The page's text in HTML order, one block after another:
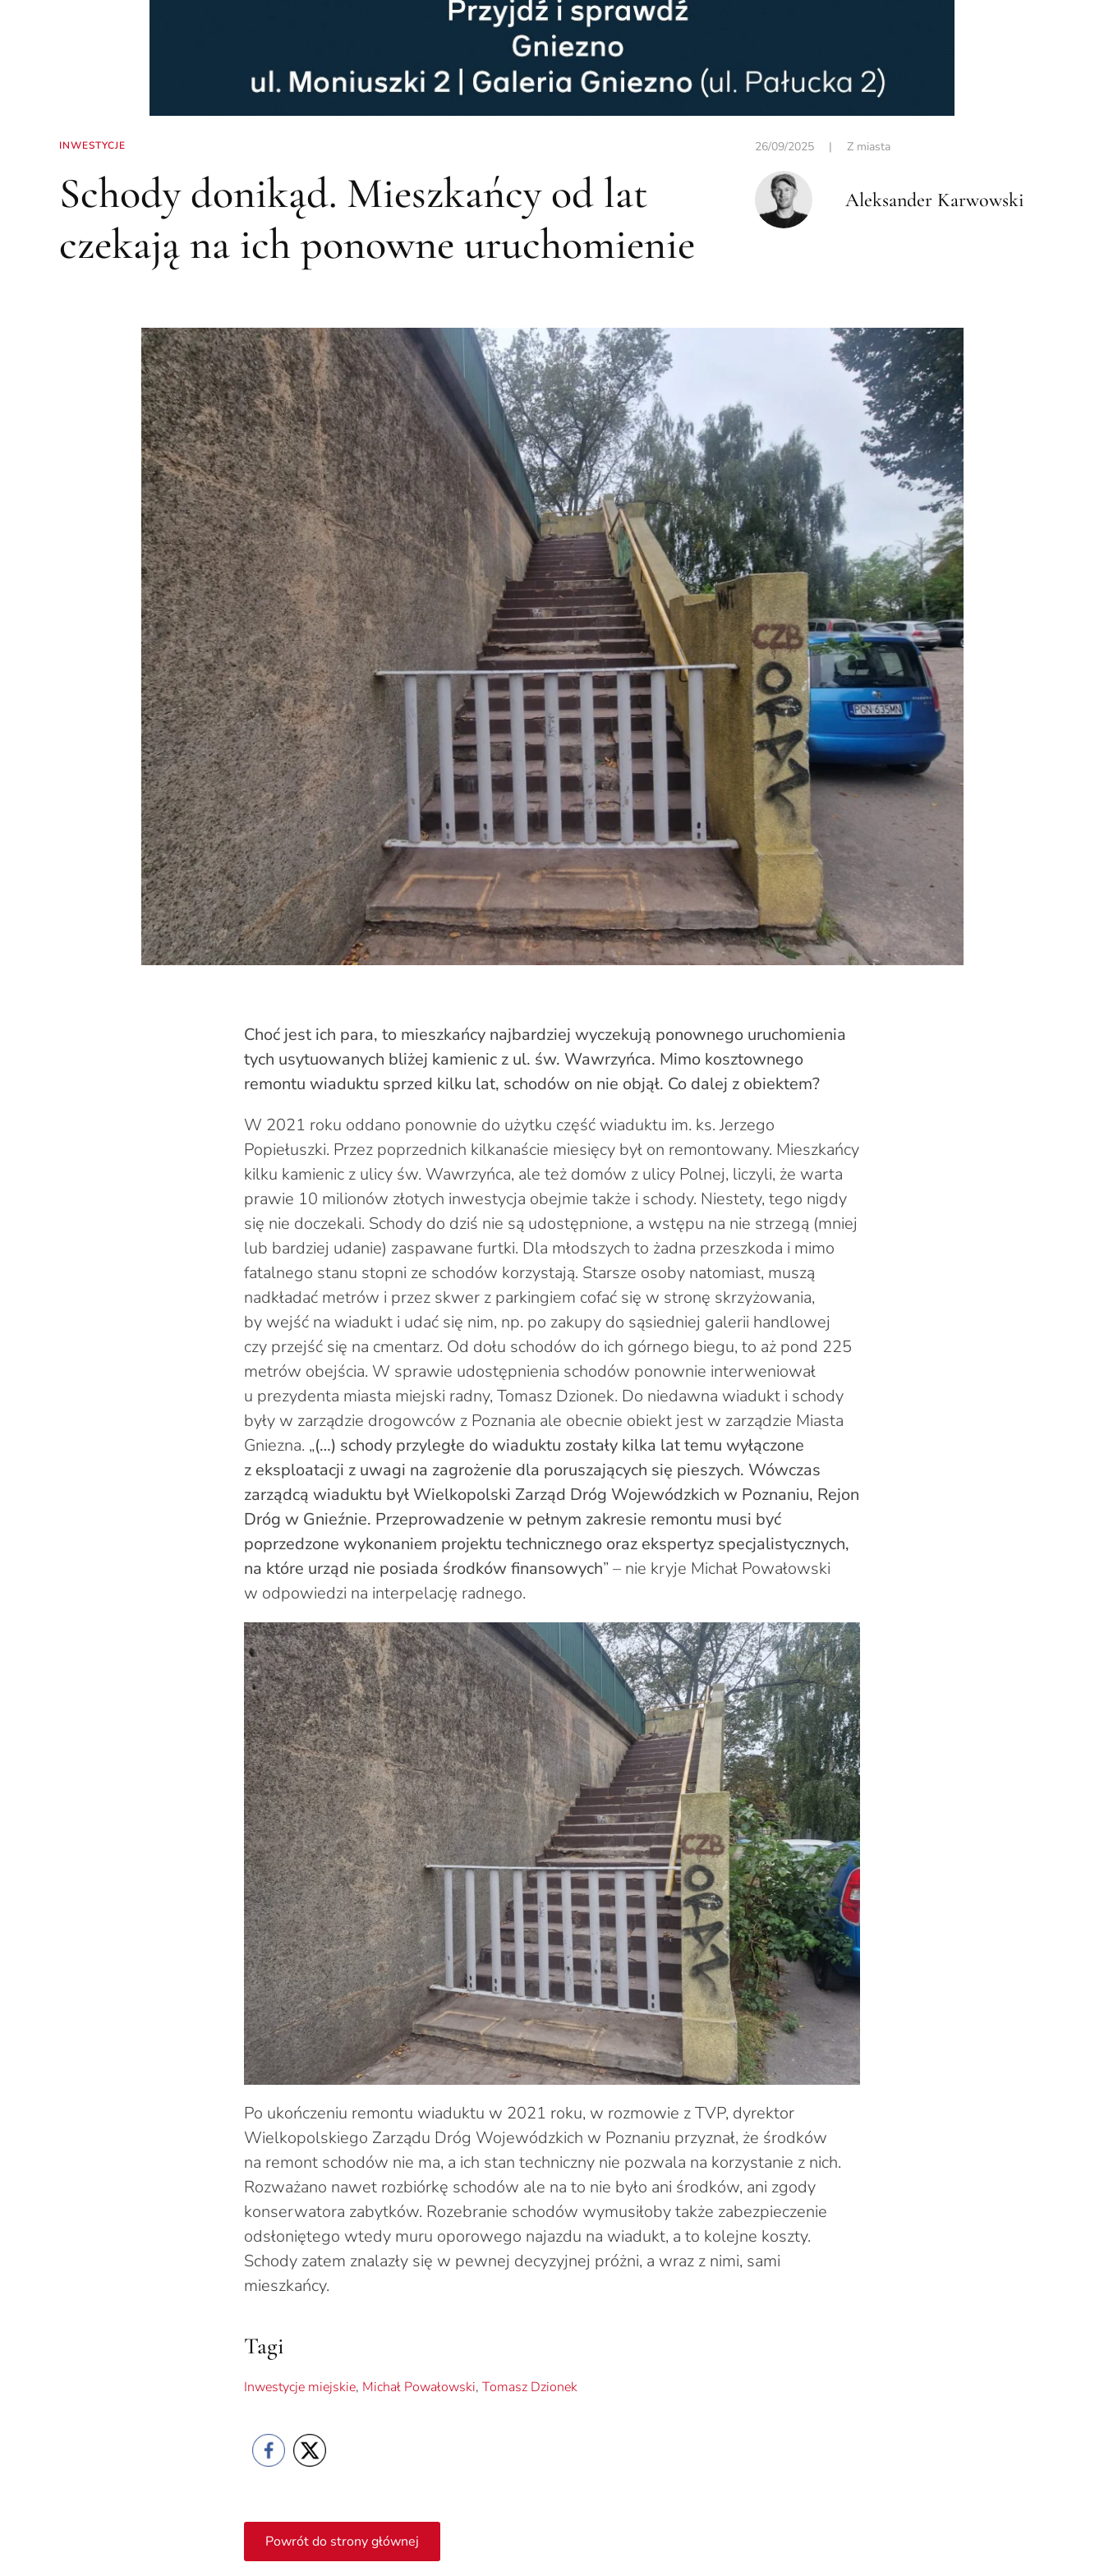
INWESTYCJE
Schody donikąd. Mieszkańcy od lat
czekają na ich ponowne uruchomienie
26/09/2025| Z miasta
Aleksander Karwowski
Choć jest ich para, to mieszkańcy najbardziej wyczekują ponownego uruchomienia
tych usytuowanych bliżej kamienic z ul. św. Wawrzyńca. Mimo kosztownego
remontu wiaduktu sprzed kilku lat, schodów on nie objął. Co dalej z obiektem?
W 2021 roku oddano ponownie do użytku część wiaduktu im. ks. Jerzego
Popiełuszki. Przez poprzednich kilkanaście miesięcy był on remontowany. Mieszkańcy
kilku kamienic z ulicy św. Wawrzyńca, ale też domów z ulicy Polnej, liczyli, że warta
prawie 10 milionów złotych inwestycja obejmie także i schody. Niestety, tego nigdy
się nie doczekali. Schody do dziś nie są udostępnione, a wstępu na nie strzegą (mniej
lub bardziej udanie) zaspawane furtki. Dla młodszych to żadna przeszkoda i mimo
fatalnego stanu stopni ze schodów korzystają. Starsze osoby natomiast, muszą
nadkładać metrów i przez skwer z parkingiem cofać się w stronę skrzyżowania,
by wejść na wiadukt i udać się nim, np. po zakupy do sąsiedniej galerii handlowej
czy przejść się na cmentarz. Od dołu schodów do ich górnego biegu, to aż pond 225
metrów obejścia. W sprawie udostępnienia schodów ponownie interweniował
u prezydenta miasta miejski radny, Tomasz Dzionek. Do niedawna wiadukt i schody
były w zarządzie drogowców z Poznania ale obecnie obiekt jest w zarządzie Miasta
Gniezna. „(…) schody przyległe do wiaduktu zostały kilka lat temu wyłączone
z eksploatacji z uwagi na zagrożenie dla poruszających się pieszych. Wówczas
zarządcą wiaduktu był Wielkopolski Zarząd Dróg Wojewódzkich w Poznaniu, Rejon
Dróg w Gnieźnie. Przeprowadzenie w pełnym zakresie remontu musi być
poprzedzone wykonaniem projektu technicznego oraz ekspertyz specjalistycznych,
na które urząd nie posiada środków finansowych” – nie kryje Michał Powałowski
w odpowiedzi na interpelację radnego.
Po ukończeniu remontu wiaduktu w 2021 roku, w rozmowie z TVP, dyrektor
Wielkopolskiego Zarządu Dróg Wojewódzkich w Poznaniu przyznał, że środków
na remont schodów nie ma, a ich stan techniczny nie pozwala na korzystanie z nich.
Rozważano nawet rozbiórkę schodów ale na to nie było ani środków, ani zgody
konserwatora zabytków. Rozebranie schodów wymusiłoby także zabezpieczenie
odsłoniętego wtedy muru oporowego najazdu na wiadukt, a to kolejne koszty.
Schody zatem znalazły się w pewnej decyzyjnej próżni, a wraz z nimi, sami
mieszkańcy.
Tagi
Inwestycje miejskie, Michał Powałowski, Tomasz Dzionek
Powrót do strony głównej